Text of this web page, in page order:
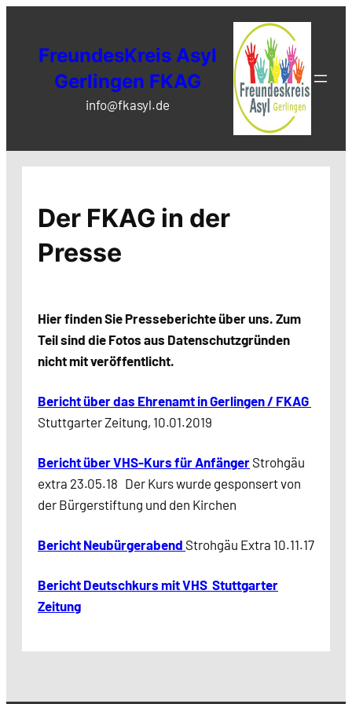
springenFreundesKreis Asyl
Gerlingen FKAG
info@fkasyl.de
Der FKAG in der
Presse
Hier finden Sie Presseberichte über uns. Zum
Teil sind die Fotos aus Datenschutzgründen
nicht mit veröffentlicht.
Bericht über das Ehrenamt in Gerlingen / FKAG
Stuttgarter Zeitung, 10.01.2019
Bericht über VHS-Kurs für Anfänger Strohgäu
extra 23.05.18 Der Kurs wurde gesponsert von
der Bürgerstiftung und den Kirchen
Bericht Neubürgerabend Strohgäu Extra 10.11.17
Bericht Deutschkurs mit VHS Stuttgarter
Zeitung